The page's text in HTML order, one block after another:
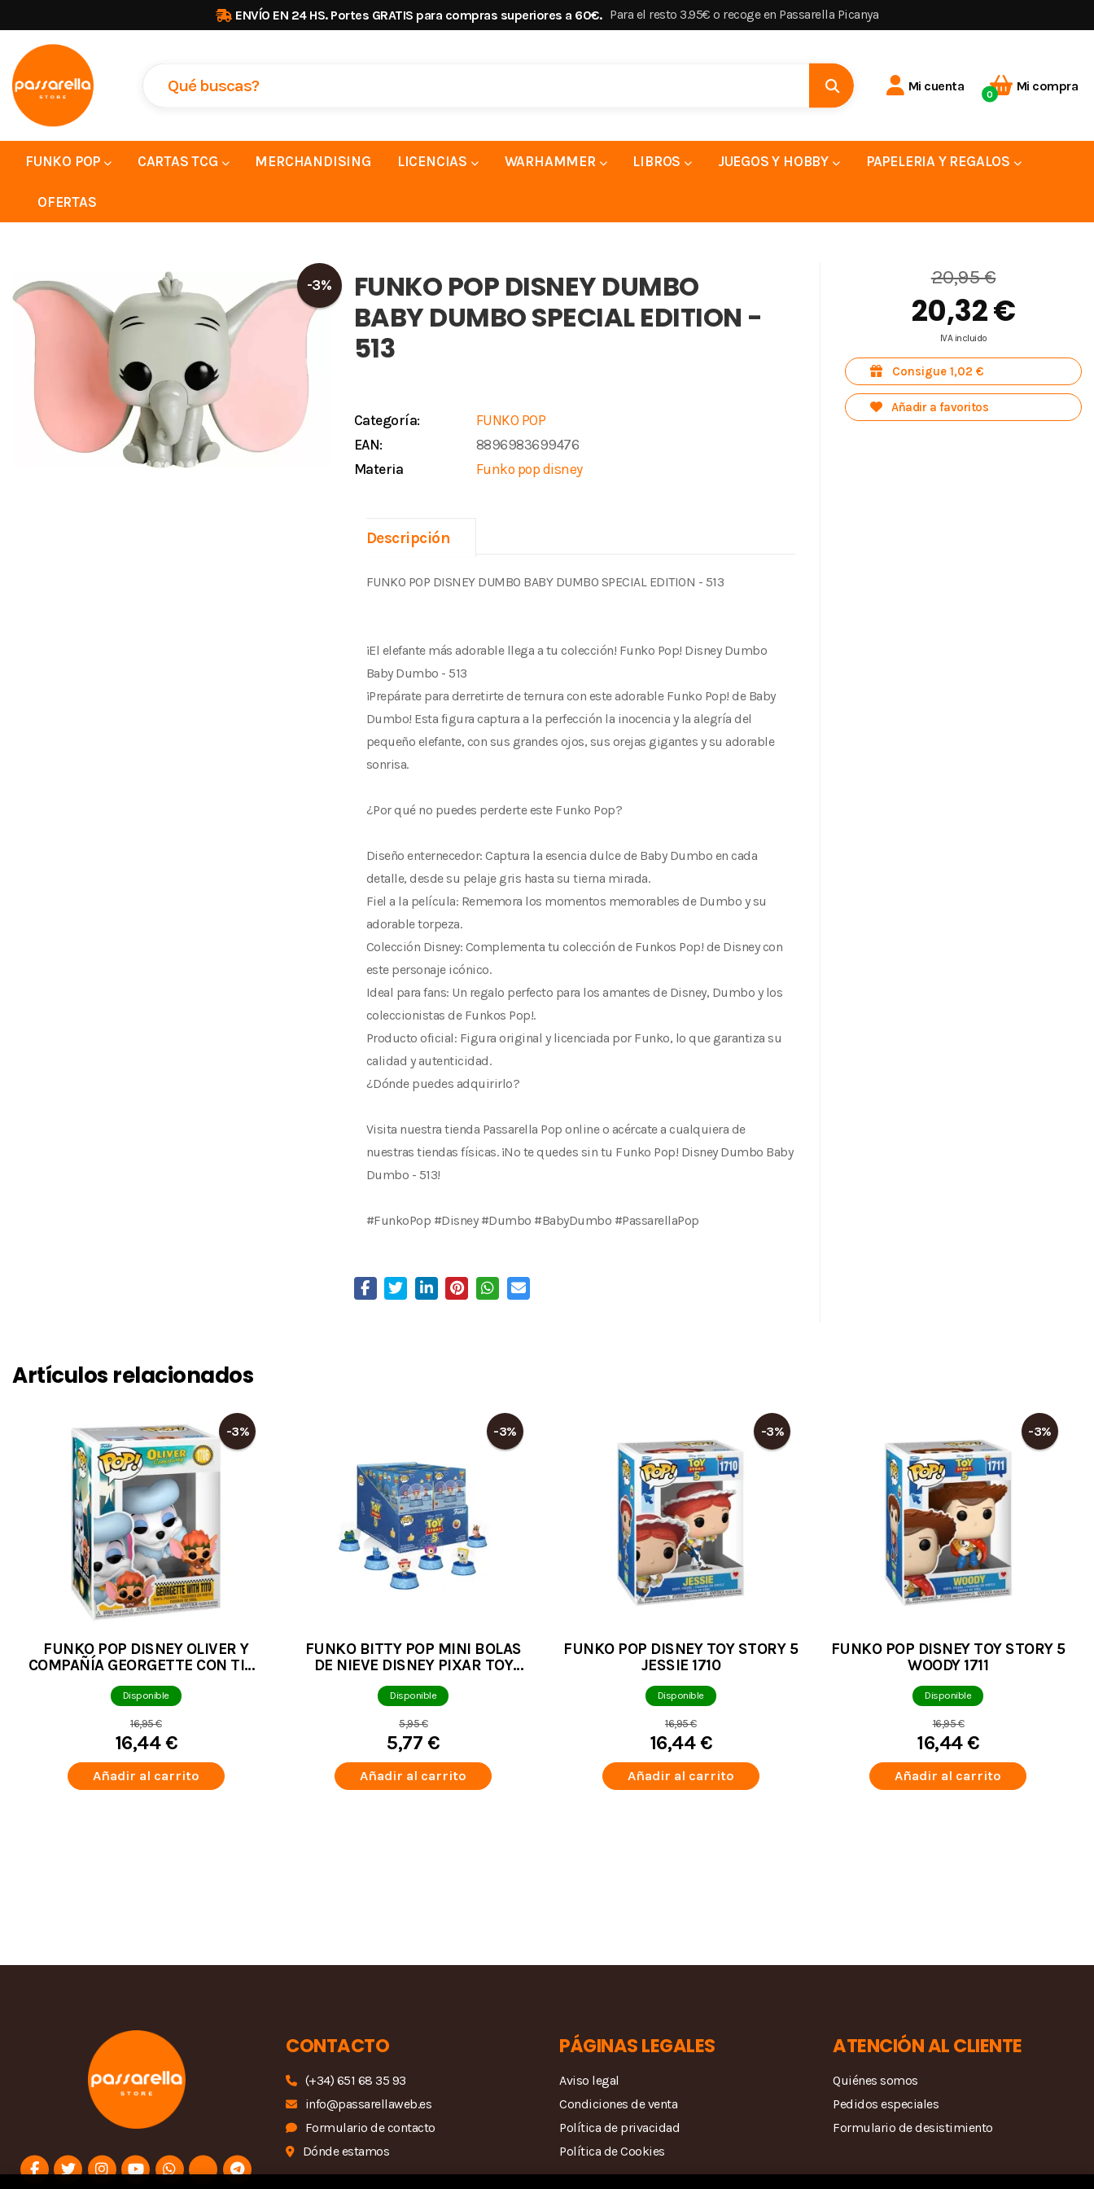
ENVÍO EN 24 HS. Portes GRATIS para compras superiores a 60€. Para el resto 3.95€ o recoge en Passarella Picanya
Mi cuenta Mi compra
0
FUNKO POP CARTAS TCG MERCHANDISING LICENCIAS WARHAMMER LIBROS JUEGOS Y HOBBY PAPELERIA Y REGALOS
OFERTAS
-3%
FUNKO POP DISNEY DUMBO
BABY DUMBO SPECIAL EDITION -
513
Categoría:
FUNKO POP
EAN:
8896983699476
Materia
Funko pop disney
Descripción
FUNKO POP DISNEY DUMBO BABY DUMBO SPECIAL EDITION - 513
¡El elefante más adorable llega a tu colección! Funko Pop! Disney Dumbo
Baby Dumbo - 513
¡Prepárate para derretirte de ternura con este adorable Funko Pop! de Baby
Dumbo! Esta figura captura a la perfección la inocencia y la alegría del
pequeño elefante, con sus grandes ojos, sus orejas gigantes y su adorable
sonrisa.
¿Por qué no puedes perderte este Funko Pop?
Diseño enternecedor: Captura la esencia dulce de Baby Dumbo en cada
detalle, desde su pelaje gris hasta su tierna mirada.
Fiel a la película: Rememora los momentos memorables de Dumbo y su
adorable torpeza.
Colección Disney: Complementa tu colección de Funkos Pop! de Disney con
este personaje icónico.
Ideal para fans: Un regalo perfecto para los amantes de Disney, Dumbo y los
coleccionistas de Funkos Pop!.
Producto oficial: Figura original y licenciada por Funko, lo que garantiza su
calidad y autenticidad.
¿Dónde puedes adquirirlo?
Visita nuestra tienda Passarella Pop online o acércate a cualquiera de
nuestras tiendas físicas. ¡No te quedes sin tu Funko Pop! Disney Dumbo Baby
Dumbo - 513!
#FunkoPop #Disney #Dumbo #BabyDumbo #PassarellaPop
20,95 €
20,32 €
IVA incluido
Consigue 1,02 €
Añadir a favoritos
Artículos relacionados
-3%
FUNKO POP DISNEY OLIVER Y
COMPAÑÍA GEORGETTE CON TITO
1706
Disponible
16,95 €
16,44 €
Añadir al carrito
-3%
FUNKO BITTY POP MINI BOLAS
DE NIEVE DISNEY PIXAR TOY
STORY 5 FIGURA ALEATORIA
Disponible
5,95 €
5,77 €
Añadir al carrito
-3%
FUNKO POP DISNEY TOY STORY 5
JESSIE 1710
Disponible
16,95 €
16,44 €
Añadir al carrito
-3%
FUNKO POP DISNEY TOY STORY 5
WOODY 1711
Disponible
16,95 €
16,44 €
Añadir al carrito
CONTACTO
(+34) 651 68 35 93
info@passarellaweb.es
Formulario de contacto
Dónde estamos
PÁGINAS LEGALES
Aviso legal
Condiciones de venta
Política de privacidad
Política de Cookies
ATENCIÓN AL CLIENTE
Quiénes somos
Pedidos especiales
Formulario de desistimiento